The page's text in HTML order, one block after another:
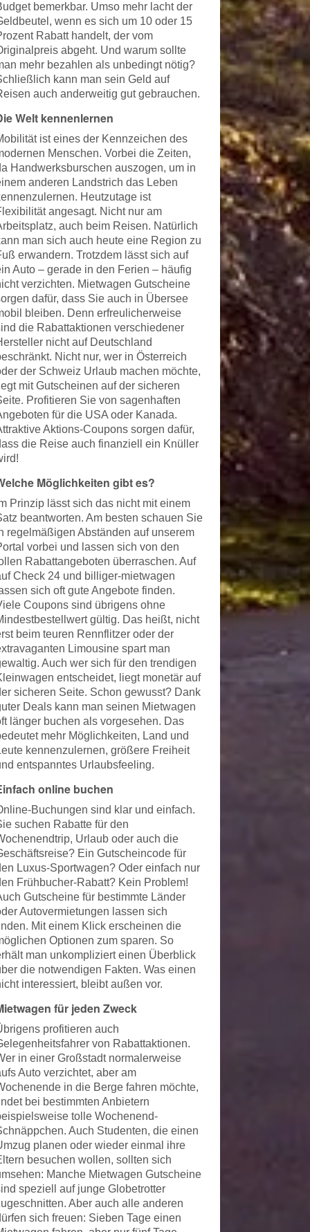
bemerkbar. Umso mehr lacht der
wenn es sich um 10 oder 15
Rabatt handelt, der vom
abgeht. Und warum sollte
mehr bezahlen als unbedingt nötig?
kann man sein Geld auf
auch anderweitig gut gebrauchen.
Welt kennenlernen
ist eines der Kennzeichen des
Menschen. Vorbei die Zeiten,
Handwerksburschen auszogen, um in
anderen Landstrich das Leben
Heutzutage ist
angesagt. Nicht nur am
auch beim Reisen. Natürlich
man sich auch heute eine Region zu
erwandern. Trotzdem lässt sich auf
Auto – gerade in den Ferien – häufig
verzichten. Mietwagen Gutscheine
dafür, dass Sie auch in Übersee
bleiben. Denn erfreulicherweise
die Rabattaktionen verschiedener
nicht auf Deutschland
Nicht nur, wer in Österreich
der Schweiz Urlaub machen möchte,
mit Gutscheinen auf der sicheren
Profitieren Sie von sagenhaften
für die USA oder Kanada.
Aktions-Coupons sorgen dafür,
die Reise auch finanziell ein Knüller
Möglichkeiten gibt es?
Prinzip lässt sich das nicht mit einem
beantworten. Am besten schauen Sie
regelmäßigen Abständen auf unserem
vorbei und lassen sich von den
Rabattangeboten überraschen. Auf
Check 24 und billiger-mietwagen
sich oft gute Angebote finden.
Coupons sind übrigens ohne
gültig. Das heißt, nicht
beim teuren Rennflitzer oder der
Limousine spart man
Auch wer sich für den trendigen
entscheidet, liegt monetär auf
sicheren Seite. Schon gewusst? Dank
Deals kann man seinen Mietwagen
länger buchen als vorgesehen. Das
mehr Möglichkeiten, Land und
kennenzulernen, größere Freiheit
entspanntes Urlaubsfeeling.
online buchen
Buchungen sind klar und einfach.
suchen Rabatte für den
Urlaub oder auch die
Ein Gutscheincode für
Luxus-Sportwagen? Oder einfach nur
Frühbucher-Rabatt? Kein Problem!
Gutscheine für bestimmte Länder
Autovermietungen lassen sich
Mit einem Klick erscheinen die
Optionen zum sparen. So
man unkompliziert einen Überblick
die notwendigen Fakten. Was einen
interessiert, bleibt außen vor.
für jeden Zweck
profitieren auch
von Rabattaktionen.
in einer Großstadt normalerweise
Auto verzichtet, aber am
in die Berge fahren möchte,
bei bestimmten Anbietern
tolle Wochenend-
Auch Studenten, die einen
planen oder wieder einmal ihre
besuchen wollen, sollten sich
Manche Mietwagen Gutscheine
speziell auf junge Globetrotter
Aber auch alle anderen
sich freuen: Sieben Tage einen